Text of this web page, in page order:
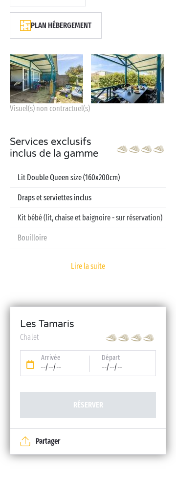
PLAN HÉBERGEMENT
Visuel(s) non contractuel(s)
Services exclusifs
inclus de la gamme
Lit Double Queen size (160x200cm)
Draps et serviettes inclus
Kit bébé (lit, chaise et baignoire - sur réservation)
Bouilloire
Lire la suite
Les Tamaris
Chalet
Arrivée
--/--/--
Départ
--/--/--
RÉSERVER
Partager